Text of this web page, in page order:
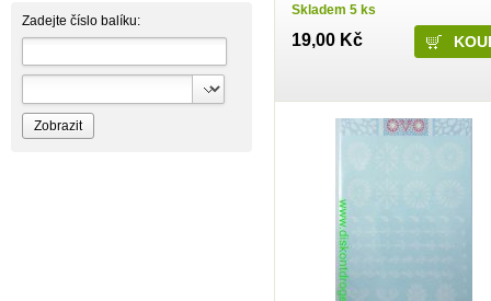
Skladem 5 ks
19,00 Kč
Biolit
BIOM s.r.o.
Bioprospect
Bispol
Blue Stratos
BlueSun
Zadejte číslo balíku: